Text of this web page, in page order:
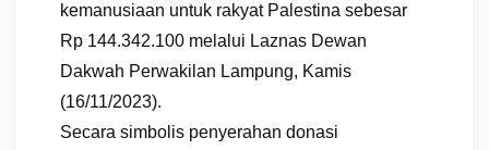
kemanusiaan untuk rakyat Palestina sebesar
Rp 144.342.100 melalui Laznas Dewan
Dakwah Perwakilan Lampung, Kamis
(16/11/2023).
Secara simbolis penyerahan donasi